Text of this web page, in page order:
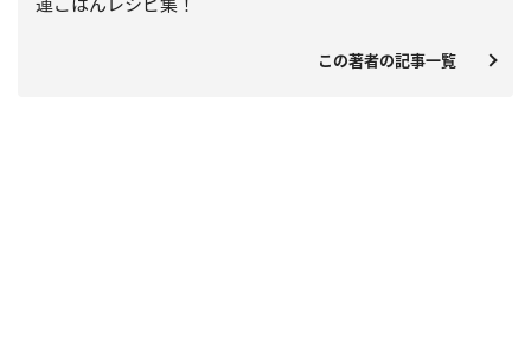
この著者の記事一覧